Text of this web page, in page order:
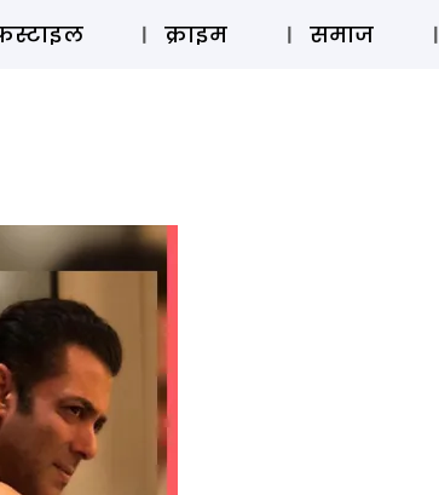
ऑडियो स्टोरी लॉग इन
क्राइम समाज